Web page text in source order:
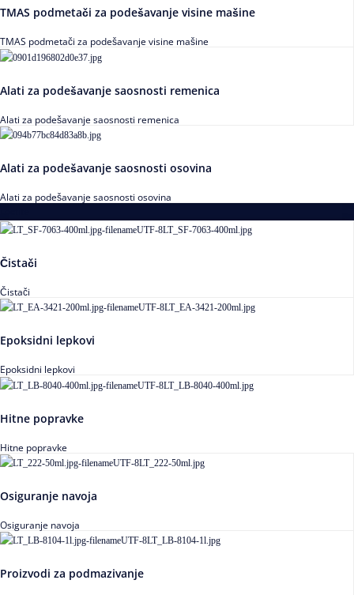
TMAS podmetači za podešavanje visine mašine
TMAS podmetači za podešavanje visine mašine
Alati za podešavanje saosnosti remenica
Alati za podešavanje saosnosti remenica
Alati za podešavanje saosnosti osovina
Alati za podešavanje saosnosti osovina
Čistači
Čistači
Epoksidni lepkovi
Epoksidni lepkovi
Hitne popravke
Hitne popravke
Osiguranje navoja
Osiguranje navoja
Proizvodi za podmazivanje